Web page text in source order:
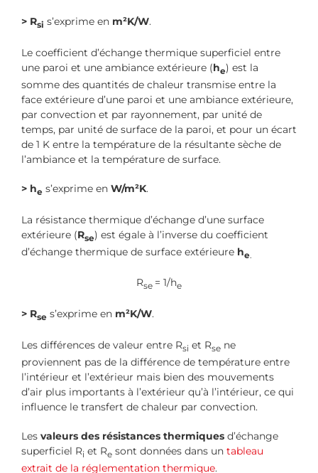
> Rsi s’exprime en m²K/W.
Le coefficient d’échange thermique superficiel entre
une paroi et une ambiance extérieure (he) est la
somme des quantités de chaleur transmise entre la
face extérieure d’une paroi et une ambiance extérieure,
par convection et par rayonnement, par unité de
temps, par unité de surface de la paroi, et pour un écart
de 1 K entre la température de la résultante sèche de
l’ambiance et la température de surface.
> he s’exprime en W/m²K.
La résistance thermique d’échange d’une surface
extérieure (Rse) est égale à l’inverse du coefficient
d’échange thermique de surface extérieure he.
Rse = 1/he
> Rse s’exprime en m²K/W.
Les différences de valeur entre Rsi et Rse ne
proviennent pas de la différence de température entre
l’intérieur et l’extérieur mais bien des mouvements
d’air plus importants à l’extérieur qu’à l’intérieur, ce qui
influence le transfert de chaleur par convection.
Les valeurs des résistances thermiques d’échange
superficiel Ri et Re sont données dans un tableau
extrait de la réglementation thermique.